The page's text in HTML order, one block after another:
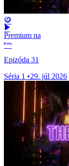
Premium na
Epizóda 31
Séria 1 •29. júl 2026